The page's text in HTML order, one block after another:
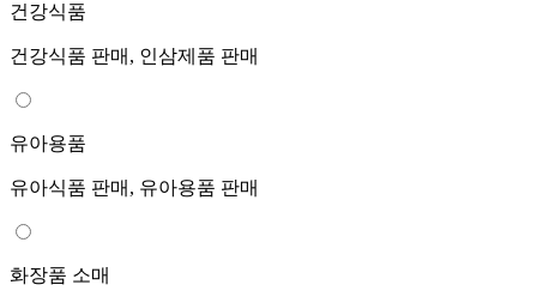
건강식품
건강식품 판매, 인삼제품 판매
유아용품
유아식품 판매, 유아용품 판매
화장품 소매